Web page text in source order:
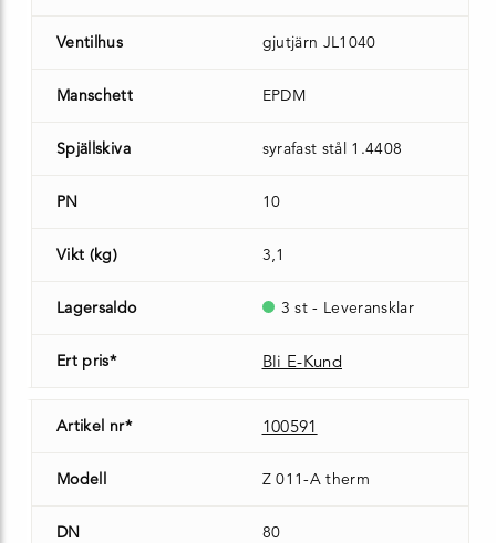
Ventilhus gjutjärn JL1040
Manschett EPDM
Spjällskiva syrafast stål 1.4408
PN 10
Vikt (kg) 3,1
Lagersaldo 3 st - Leveransklar
Ert pris* Bli E-Kund
Artikel nr* 100591
Modell Z 011-A therm
DN 80